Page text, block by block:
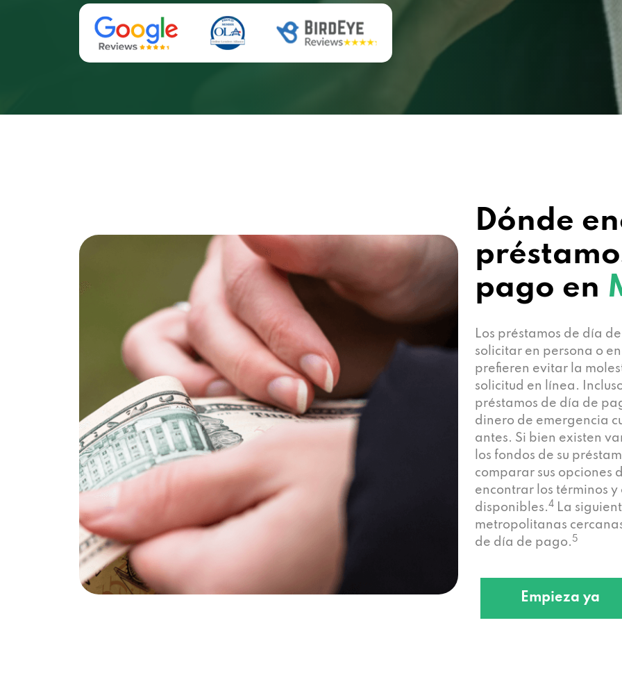
Dónde
pago en
Los préstamos de día
solicitar en persona o
prefieren evitar la
solicitud en línea.
préstamos de día de
dinero de emergencia
antes. Si bien existen
los fondos de su
comparar sus opciones
encontrar los términos
disponibles.4 La
metropolitanas
de día de pago. 5
Empieza ya